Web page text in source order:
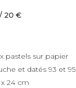
20 €
pastels sur papier
et datés 93 et 95
24 cm